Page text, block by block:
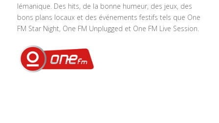
lémanique. Des hits, de la bonne humeur, des jeux, des
bons plans locaux et des événements festifs tels que One
FM Star Night, One FM Unplugged et One FM Live Session.